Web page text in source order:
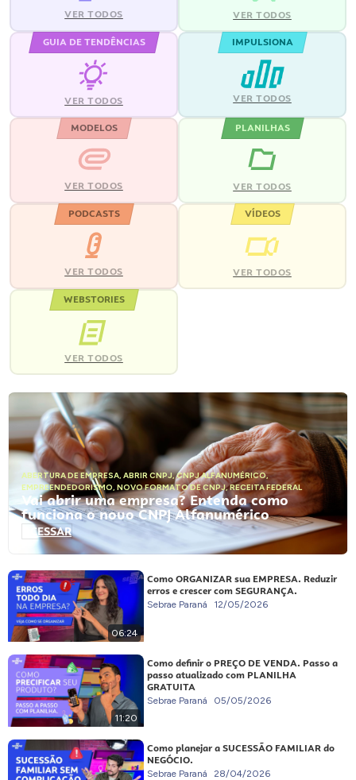
VER TODOS VER TODOS
GUIA DE TENDÊNCIAS
VER TODOS
IMPULSIONA
VER TODOS
MODELOS
VER TODOS
PLANILHAS
VER TODOS
PODCASTS
VER TODOS
VÍDEOS
VER TODOS
WEBSTORIES
VER TODOS
ABERTURA DE EMPRESA, ABRIR CNPJ,CNPJ ALFANUMÉRICO,
EMPREENDEDORISMO, NOVO FORMATO DE CNPJ,RECEITA FEDERAL
Vai abrir uma empresa? Entenda como
funciona o novo CNPJ Alfanumérico
ACESSAR
06:24
Como ORGANIZAR sua EMPRESA. Reduzir
erros e crescer com SEGURANÇA.
Sebrae Paraná 12/05/2026
11:20
Como definir o PREÇO DE VENDA. Passo a
passo atualizado com PLANILHA
GRATUITA
Sebrae Paraná 05/05/2026
Como planejar a SUCESSÃO FAMILIAR do
NEGÓCIO.
Sebrae Paraná 28/04/2026